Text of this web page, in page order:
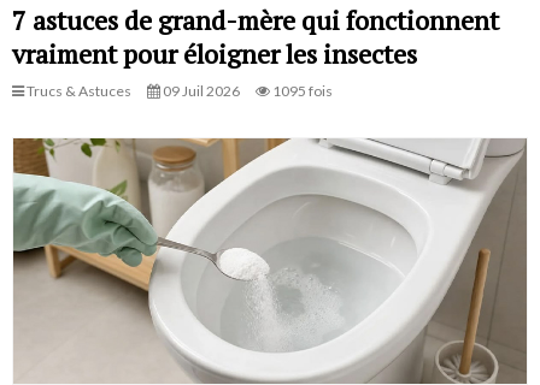
7 astuces de grand-mère qui fonctionnent
vraiment pour éloigner les insectes
Trucs & Astuces 09 Juil 2026 1095 fois